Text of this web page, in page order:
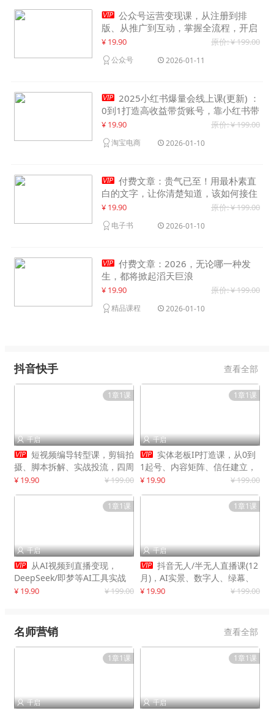
 公众号运营变现课，从注册到排
版、从推广到互动，掌握全流程，开启
个人品牌月入30000+
¥ 19.90 原价: ¥ 199.00
公众号 2026-01-11
 2025小红书爆量会线上课(更新) ：
0到1打造高收益带货账号，靠小红书带
货年入100w？机会来了！
¥ 19.90 原价: ¥ 199.00
淘宝电商 2026-01-10
 付费文章：贵气已至！用最朴素直
白的文字，让你清楚知道，该如何接住
这一次时代的泼天富贵
¥ 19.90 原价: ¥ 199.00
电子书 2026-01-10
 付费文章：2026，无论哪一种发
生，都将掀起滔天巨浪
¥ 19.90 原价: ¥ 199.00
精品课程 2026-01-10
抖音快手 查看全部
1章1课
 千启
 短视频编导转型课，剪辑拍
摄、脚本拆解、实战投流，四周
系统教学，快速入行月入2w+
¥ 19.90 ¥ 199.00
1章1课
 千启
 实体老板IP打造课，从0到
1起号、内容矩阵、信任建立，
打造门店IP，稳定获客增收
¥ 19.90 ¥ 199.00
1章1课
 千启
 从AI视频到直播变现，
DeepSeek/即梦等AI工具实战
教学，生产爆款视频，打造高流
¥ 19.90 ¥ 199.00
1章1课
 千启
 抖音无人/半无人直播课(12
月)，AI实景、数字人、绿幕、
多种玩法、24小时自动盈利
¥ 19.90 ¥ 199.00
名师营销 查看全部
1章1课
 千启
1章1课
 千启